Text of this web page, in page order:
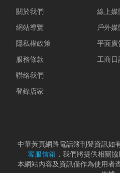
關於我們
網站導覽
隱私權政策
服務條款
聯絡我們
登錄店家
線上媒
戶外媒
平面廣
工商日
中華黃頁網路電話簿刊登資訊如
客服信箱 ，我們將提供相關
本網站內容及資訊僅作為使用者